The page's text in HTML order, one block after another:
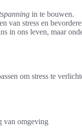
in te bouwen.
van stress en
in ons leven, maar
om stress te
van omgeving